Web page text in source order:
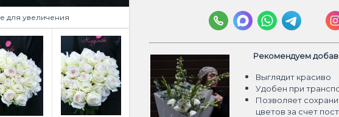
для увеличения
Рекомендуем
Выглядит красиво
Удобен при
Позволяет
цветов за счет